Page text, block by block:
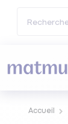
Accueil